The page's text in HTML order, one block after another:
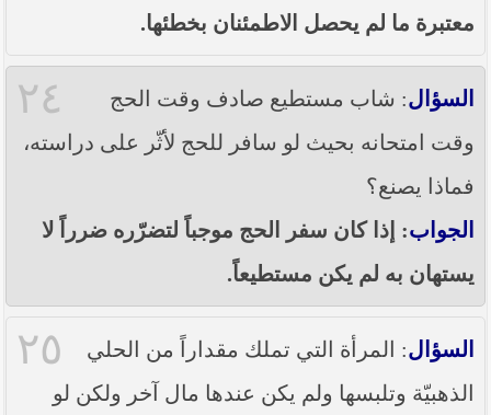
معتبرة ما لم يحصل الاطمئنان بخطئها.
٢٤ السؤال: شاب مستطيع صادف وقت الحج
وقت امتحانه بحيث لو سافر للحج لأثّر على دراسته،
فماذا يصنع؟
الجواب: إذا كان سفر الحج موجباً لتضرّره ضرراً لا
يستهان به لم يكن مستطيعاً.
٢٥ السؤال: المرأة التي تملك مقداراً من الحلي
الذهبيّة وتلبسها ولم يكن عندها مال آخر ولكن لو